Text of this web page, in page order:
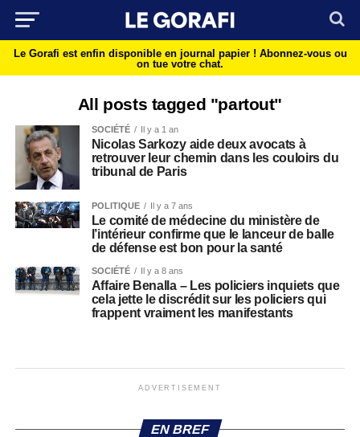
Le Gorafi est enfin disponible en journal papier ! Abonnez-vous ou
on tue votre chat.
All posts tagged "partout"
SOCIÉTÉ Il y a 1 an
Nicolas Sarkozy aide deux avocats à
retrouver leur chemin dans les couloirs du
tribunal de Paris
POLITIQUE Il y a 7 ans
Le comité de médecine du ministère de
l’intérieur confirme que le lanceur de balle
de défense est bon pour la santé
SOCIÉTÉ Il y a 8 ans
Affaire Benalla – Les policiers inquiets que
cela jette le discrédit sur les policiers qui
frappent vraiment les manifestants
ADVERTISEMENT
EN BREF